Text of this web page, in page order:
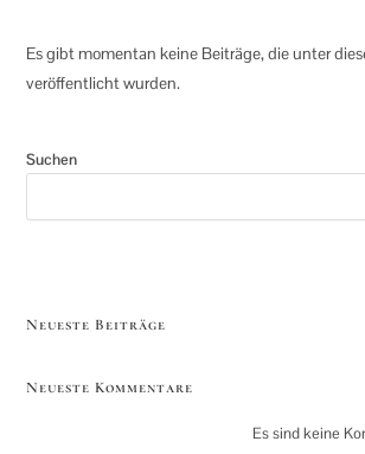
Es gibt momentan keine Beiträge, die unter
veröffentlicht wurden.
Suchen
Neueste Beiträge
Neueste Kommentare
Es sind keine